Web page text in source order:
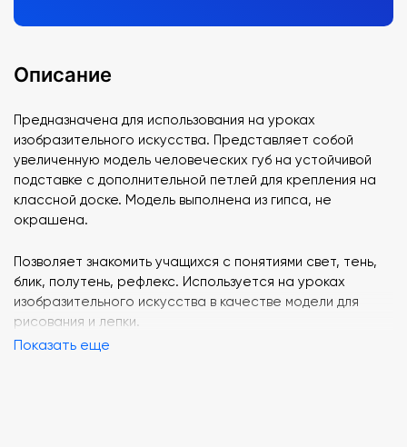
Описание
Предназначена для использования на уроках
изобразительного искусства. Представляет собой
увеличенную модель человеческих губ на устойчивой
подставке с дополнительной петлей для крепления на
классной доске. Модель выполнена из гипса, не
окрашена.
Позволяет знакомить учащихся с понятиями свет, тень,
блик, полутень, рефлекс. Используется на уроках
изобразительного искусства в качестве модели для
рисования и лепки.
Показать еще